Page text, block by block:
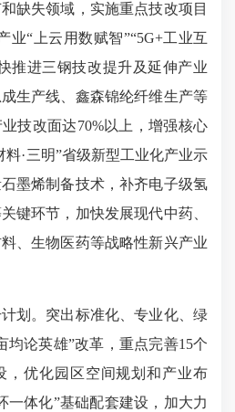
缺失领域，实施重点技改项目
业“上云用数赋智”“5G+工业互
推进三钢技改提升及延伸产业
生产线、鑫森锦纶纤维生产等
技改面达70%以上，增强核心
·三明”省级新型工业化产业示
墨烯制备技术，补齐电子级氢
键环节，加快发展现代中药、
、生物医药等战略性新兴产业
。突出标准化、专业化、绿
均论英雄”改革，重点完善15个
，优化园区空间规划和产业布
一体化”基础配套建设，加大力